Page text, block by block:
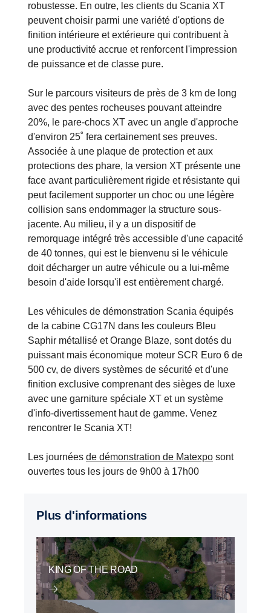
robustesse. En outre, les clients du Scania XT
peuvent choisir parmi une variété d'options de
finition intérieure et extérieure qui contribuent à
une productivité accrue et renforcent l'impression
de puissance et de classe pure.
Sur le parcours visiteurs de près de 3 km de long
avec des pentes rocheuses pouvant atteindre
20%, le pare-chocs XT avec un angle d'approche
d'environ 25˚ fera certainement ses preuves.
Associée à une plaque de protection et aux
protections des phare, la version XT présente une
face avant particulièrement rigide et résistante qui
peut facilement supporter un choc ou une légère
collision sans endommager la structure sous-
jacente. Au milieu, il y a un dispositif de
remorquage intégré très accessible d'une capacité
de 40 tonnes, qui est le bienvenu si le véhicule
doit décharger un autre véhicule ou a lui-même
besoin d'aide lorsqu'il est entièrement chargé.
Les véhicules de démonstration Scania équipés
de la cabine CG17N dans les couleurs Bleu
Saphir métallisé et Orange Blaze, sont dotés du
puissant mais économique moteur SCR Euro 6 de
500 cv, de divers systèmes de sécurité et d'une
finition exclusive comprenant des sièges de luxe
avec une garniture spéciale XT et un système
d'info-divertissement haut de gamme. Venez
rencontrer le Scania XT!
Les journées de démonstration de Matexpo sont
ouvertes tous les jours de 9h00 à 17h00
Plus d'informations
KING OF THE ROAD